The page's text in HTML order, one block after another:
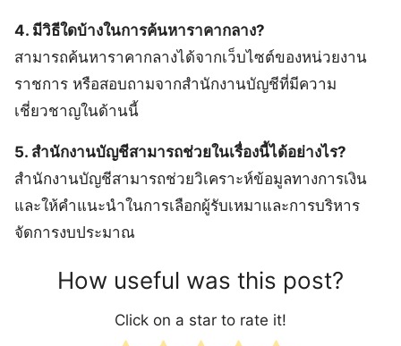
4. มีวิธีใดบ้างในการค้นหาราคากลาง?
สามารถค้นหาราคากลางได้จากเว็บไซต์ของหน่วยงาน
ราชการ หรือสอบถามจากสำนักงานบัญชีที่มีความ
เชี่ยวชาญในด้านนี้
5. สำนักงานบัญชีสามารถช่วยในเรื่องนี้ได้อย่างไร?
สำนักงานบัญชีสามารถช่วยวิเคราะห์ข้อมูลทางการเงิน
และให้คำแนะนำในการเลือกผู้รับเหมาและการบริหาร
จัดการงบประมาณ
How useful was this post?
Click on a star to rate it!